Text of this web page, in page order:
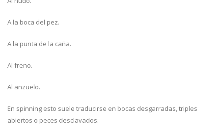
A la boca del pez.
A la punta de la caña.
Al freno.
Al anzuelo.
En spinning esto suele traducirse en bocas desgarradas, triples
abiertos o peces desclavados.